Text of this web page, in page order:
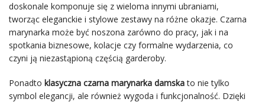
doskonale komponuje się z wieloma innymi ubraniami,
tworząc eleganckie i stylowe zestawy na różne okazje. Czarna
marynarka może być noszona zarówno do pracy, jak i na
spotkania biznesowe, kolacje czy formalne wydarzenia, co
czyni ją niezastąpioną częścią garderoby.
Ponadto klasyczna czarna marynarka damskato nie tylko
symbol elegancji, ale również wygoda i funkcjonalność. Dzięki